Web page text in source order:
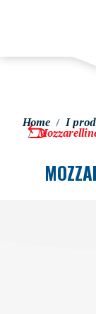
Home I